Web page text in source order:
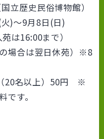
立歴史民俗博物館）
)～9月8日(日)
は16:00まで）
場合は翌日休苑）※8
20名以上）50円 ※
す。